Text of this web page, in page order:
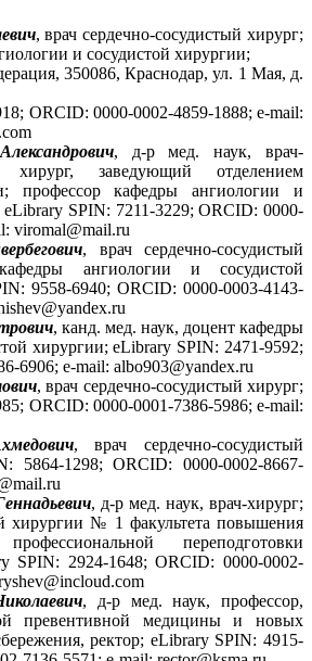
, врач сердечно-сосудистый хирург;
и сосудистой хирургии;
350086, Краснодар, ул. 1 Мая, д.
ORCID: 0000-0002-4859-1888; e-mail:
, д-р мед. наук, врач-
хирург, заведующий отделением
профессор кафедры ангиологии и
eLibrary SPIN: 7211-3229; ORCID: 0000-
viromal@mail.ru
, врач сердечно-сосудистый
ангиологии и сосудистой
9558-6940; ORCID: 0000-0003-4143-
, канд. мед. наук, доцент кафедры
хирургии; eLibrary SPIN: 2471-9592;
6906; e-mail: albo903@yandex.ru
, врач сердечно-сосудистый хирург;
ORCID: 0000-0001-7386-5986; e-mail:
, врач сердечно-сосудистый
5864-1298; ORCID: 0000-0002-8667-
, д-р мед. наук, врач-хирург;
хирургии № 1 факультета повышения
переподготовки
SPIN: 2924-1648; ORCID: 0000-0002-
, д-р мед. наук, профессор,
превентивной медицины и новых
ректор; eLibrary SPIN: 4915-